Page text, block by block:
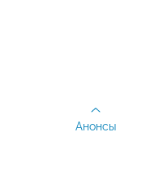
Анонсы